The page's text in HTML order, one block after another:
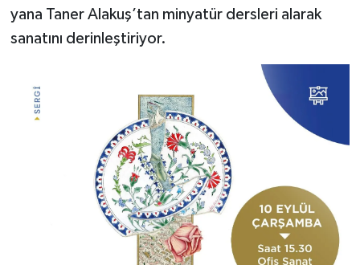
yana Taner Alakuş’tan minyatür dersleri alarak
sanatını derinleştiriyor.